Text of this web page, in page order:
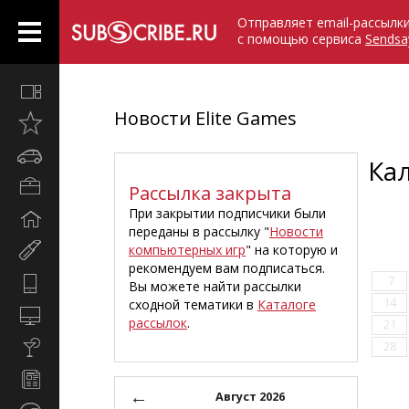
Отправляет email-рассылки
с помощью сервиса
Открыто
Автомобили
Компьютеры
Новости
Новости Elite Games
Рассылка закрыта
При закрытии подписчики были
переданы в рассылку "Новости
компьютерных игр" на которую и
рекомендуем вам подписаться.
Вы можете найти рассылки
сходной тематики в Каталоге
рассылок.
←
Август 2026
7
14
21
28